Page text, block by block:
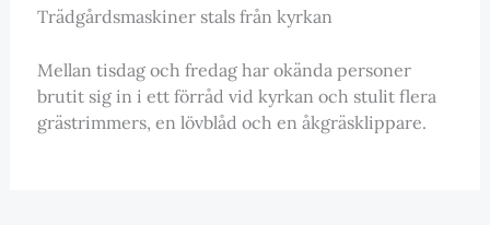
Trädgårdsmaskiner stals från kyrkan
Mellan tisdag och fredag har okända personer
brutit sig in i ett förråd vid kyrkan och stulit flera
grästrimmers, en lövblåd och en åkgräsklippare.